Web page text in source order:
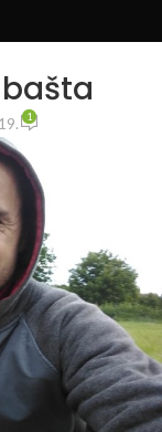
1